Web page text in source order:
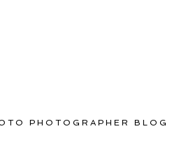
PHOTOGRAPHER BLOG